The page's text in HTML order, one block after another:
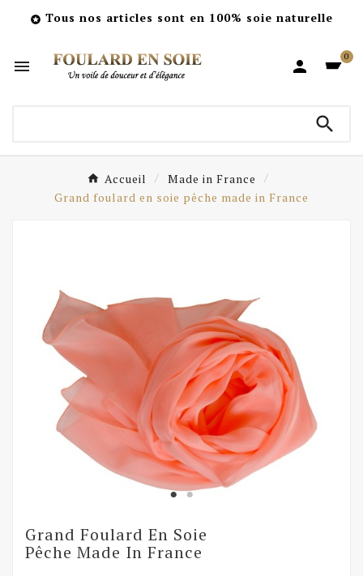
 Tous nos articles sont en 100% soie naturelle
 
0

Accueil
Made in France
Grand foulard en soie pêche made in France
Grand Foulard En Soie
Pêche Made In France